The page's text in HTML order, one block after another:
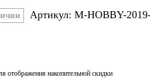
Артикул: M-HOBBY-
отображения накопительной скидки